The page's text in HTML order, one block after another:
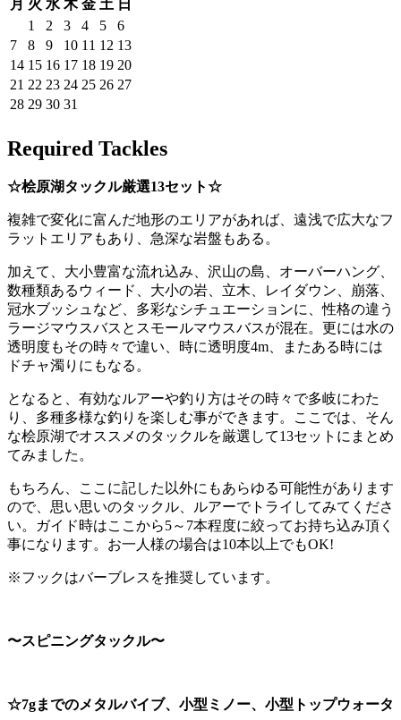
月 火 水 木 金 土 日
1
2 3 4 5
6
7
8 9 10 11 12 13
14 15 16 17 18 19 20
21 22 23 24 25 26 27
28 29 30 31
Required Tackles
☆桧原湖タックル厳選13セット☆
複雑で変化に富んだ地形のエリアがあれば、遠浅で広大なフ
ラットエリアもあり、急深な岩盤もある。
加えて、大小豊富な流れ込み、沢山の島、オーバーハング、
数種類あるウィード、大小の岩、立木、レイダウン、崩落、
冠水ブッシュなど、多彩なシチュエーションに、性格の違う
ラージマウスバスとスモールマウスバスが混在。更には水の
透明度もその時々で違い、時に透明度4m、またある時には
ドチャ濁りにもなる。
となると、有効なルアーや釣り方はその時々で多岐にわた
り、多種多様な釣りを楽しむ事ができます。ここでは、そん
な桧原湖でオススメのタックルを厳選して13セットにまとめ
てみました。
もちろん、ここに記した以外にもあらゆる可能性があります
ので、思い思いのタックル、ルアーでトライしてみてくださ
い。ガイド時はここから5～7本程度に絞ってお持ち込み頂く
事になります。お一人様の場合は10本以上でもOK!
※フックはバーブレスを推奨しています。
〜スピニングタックル〜
☆7gまでのメタルバイブ、小型ミノー、小型トップウォータ